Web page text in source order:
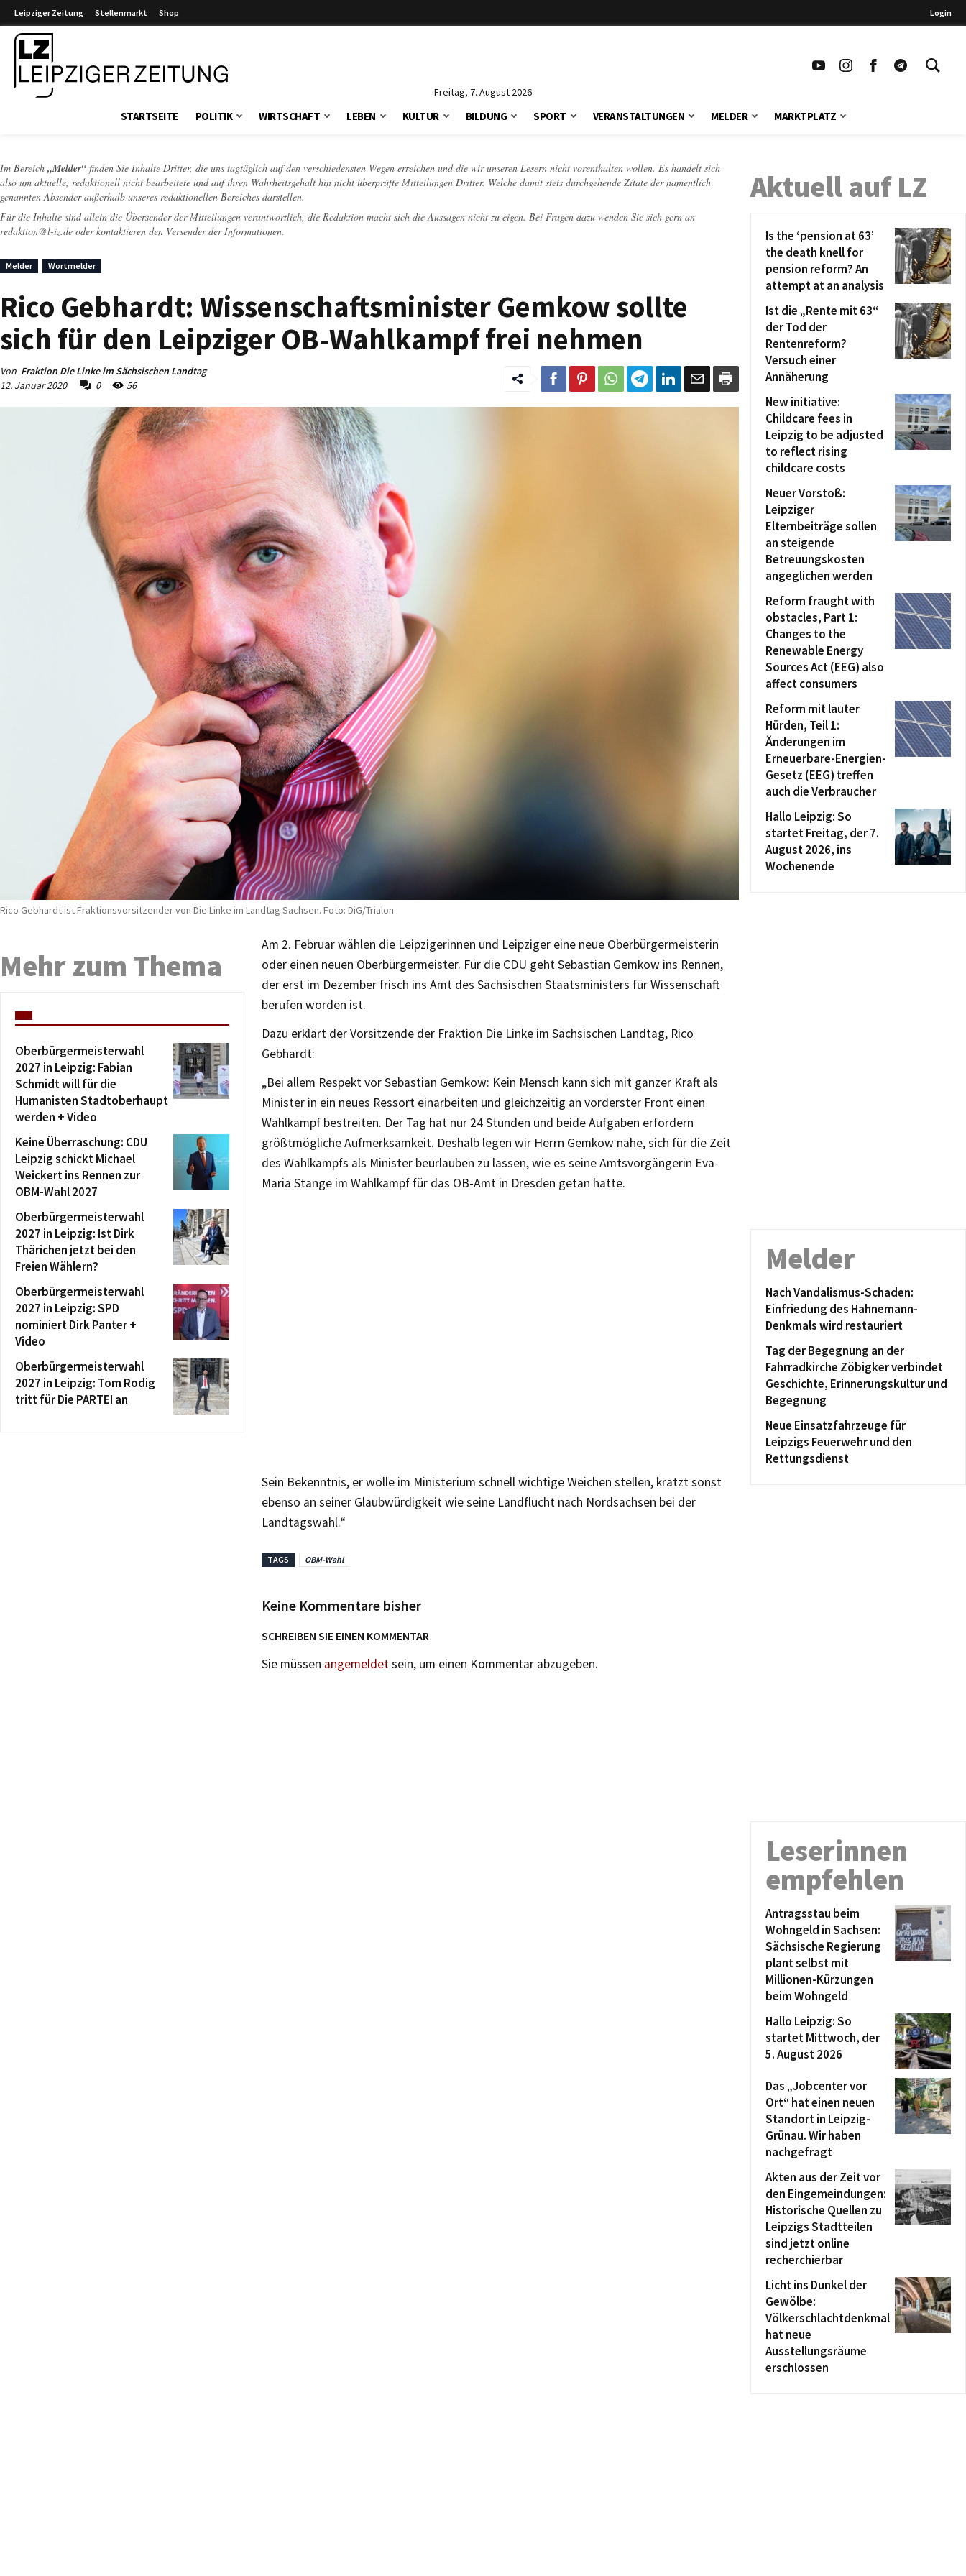
Leipziger Zeitung Stellenmarkt Shop Login
Freitag, 7. August 2026
STARTSEITE POLITIK WIRTSCHAFT LEBEN KULTUR BILDUNG SPORT VERANSTALTUNGEN MELDER MARKTPLATZ
Im Bereich „Melder“ finden Sie Inhalte Dritter, die uns tagtäglich auf den verschiedensten Wegen erreichen und die wir unseren Lesern nicht vorenthalten wollen. Es handelt sich
also um aktuelle, redaktionell nicht bearbeitete und auf ihren Wahrheitsgehalt hin nicht überprüfte Mitteilungen Dritter. Welche damit stets durchgehende Zitate der namentlich
genannten Absender außerhalb unseres redaktionellen Bereiches darstellen.
Für die Inhalte sind allein die Übersender der Mitteilungen verantwortlich, die Redaktion macht sich die Aussagen nicht zu eigen. Bei Fragen dazu wenden Sie sich gern an
redaktion@l-iz.de oder kontaktieren den Versender der Informationen.
Melder Wortmelder
Rico Gebhardt: Wissenschaftsminister Gemkow sollte
sich für den Leipziger OB-Wahlkampf frei nehmen
Von Fraktion Die Linke im Sächsischen Landtag
12. Januar 2020
0 56
Rico Gebhardt ist Fraktionsvorsitzender von Die Linke im Landtag Sachsen. Foto: DiG/Trialon
Am 2. Februar wählen die Leipzigerinnen und Leipziger eine neue Oberbürgermeisterin
oder einen neuen Oberbürgermeister. Für die CDU geht Sebastian Gemkow ins Rennen,
der erst im Dezember frisch ins Amt des Sächsischen Staatsministers für Wissenschaft
berufen worden ist.
Dazu erklärt der Vorsitzende der Fraktion Die Linke im Sächsischen Landtag, Rico
Gebhardt:
„Bei allem Respekt vor Sebastian Gemkow: Kein Mensch kann sich mit ganzer Kraft als
Minister in ein neues Ressort einarbeiten und gleichzeitig an vorderster Front einen
Wahlkampf bestreiten. Der Tag hat nur 24 Stunden und beide Aufgaben erfordern
größtmögliche Aufmerksamkeit. Deshalb legen wir Herrn Gemkow nahe, sich für die Zeit
des Wahlkampfs als Minister beurlauben zu lassen, wie es seine Amtsvorgängerin Eva-
Maria Stange im Wahlkampf für das OB-Amt in Dresden getan hatte.
Sein Bekenntnis, er wolle im Ministerium schnell wichtige Weichen stellen, kratzt sonst
ebenso an seiner Glaubwürdigkeit wie seine Landflucht nach Nordsachsen bei der
Landtagswahl.“
TAGS OBM-Wahl
Keine Kommentare bisher
SCHREIBEN SIE EINEN KOMMENTAR
Sie müssen angemeldetsein, um einen Kommentar abzugeben.
Mehr zum Thema
Oberbürgermeisterwahl
2027 in Leipzig: Fabian
Schmidt will für die
Humanisten Stadtoberhaupt
werden + Video
Keine Überraschung: CDU
Leipzig schickt Michael
Weickert ins Rennen zur
OBM-Wahl 2027
Oberbürgermeisterwahl
2027 in Leipzig: Ist Dirk
Thärichen jetzt bei den
Freien Wählern?
Oberbürgermeisterwahl
2027 in Leipzig: SPD
nominiert Dirk Panter +
Video
Oberbürgermeisterwahl
2027 in Leipzig: Tom Rodig
tritt für Die PARTEI an
Aktuell auf LZ
Is the ‘pension at 63’
the death knell for
pension reform? An
attempt at an analysis
Ist die „Rente mit 63“
der Tod der
Rentenreform?
Versuch einer
Annäherung
New initiative:
Childcare fees in
Leipzig to be adjusted
to reflect rising
childcare costs
Neuer Vorstoß:
Leipziger
Elternbeiträge sollen
an steigende
Betreuungskosten
angeglichen werden
Reform fraught with
obstacles, Part 1:
Changes to the
Renewable Energy
Sources Act (EEG) also
affect consumers
Reform mit lauter
Hürden, Teil 1:
Änderungen im
Erneuerbare-Energien-
Gesetz (EEG) treffen
auch die Verbraucher
Hallo Leipzig: So
startet Freitag, der 7.
August 2026, ins
Wochenende
Melder
Nach Vandalismus-Schaden:
Einfriedung des Hahnemann-
Denkmals wird restauriert
Tag der Begegnung an der
Fahrradkirche Zöbigker verbindet
Geschichte, Erinnerungskultur und
Begegnung
Neue Einsatzfahrzeuge für
Leipzigs Feuerwehr und den
Rettungsdienst
Leserinnen
empfehlen
Antragsstau beim
Wohngeld in Sachsen:
Sächsische Regierung
plant selbst mit
Millionen-Kürzungen
beim Wohngeld
Hallo Leipzig: So
startet Mittwoch, der
5. August 2026
Das „Jobcenter vor
Ort“ hat einen neuen
Standort in Leipzig-
Grünau. Wir haben
nachgefragt
Akten aus der Zeit vor
den Eingemeindungen:
Historische Quellen zu
Leipzigs Stadtteilen
sind jetzt online
recherchierbar
Licht ins Dunkel der
Gewölbe:
Völkerschlachtdenkmal
hat neue
Ausstellungsräume
erschlossen